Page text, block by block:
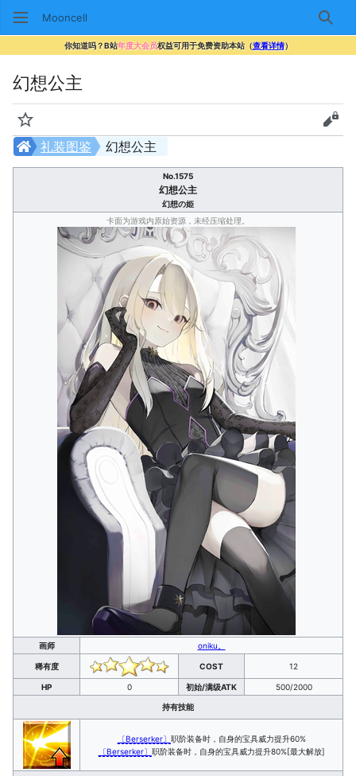
Mooncell 搜索
你知道吗？B站年度大会员权益可用于免费资助本站（查看详情）
幻想公主
监视 查看
幻想公主
礼装图鉴
No.1575
幻想公主
幻想の姫
卡面为游戏内原始资源，未经压缩处理。
画师 oniku。
稀有度 COST 12
HP 0 初始/满级ATK 500/2000
持有技能
〔Berserker〕 职阶装备时，自身的宝具威力提升60%
〔Berserker〕 职阶装备时，自身的宝具威力提升80%[最大解放]